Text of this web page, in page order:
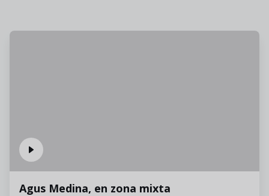
Agus Medina, en zona mixta